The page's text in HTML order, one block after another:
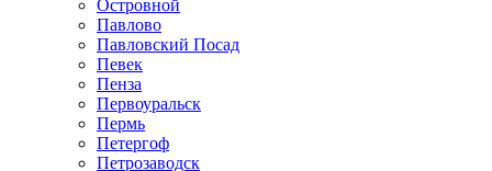
Островной
Павлово
Павловский Посад
Певек
Пенза
Первоуральск
Пермь
Петергоф
Петрозаводск